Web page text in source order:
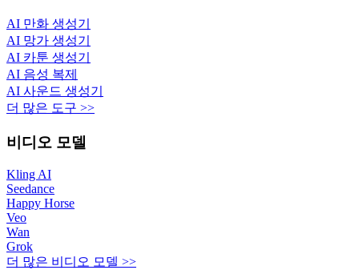
AI 만화 생성기
AI 망가 생성기
AI 카툰 생성기
AI 음성 복제
AI 사운드 생성기
더 많은 도구 >>
비디오 모델
Kling AI
Seedance
Happy Horse
Veo
Wan
Grok
더 많은 비디오 모델 >>